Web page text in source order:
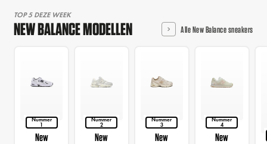
TOP 5 DEZE WEEK
NEW BALANCE MODELLEN Alle New Balance sneakers
Nummer
1
New
Nummer
2
New
Nummer
3
New
Nummer
4
New